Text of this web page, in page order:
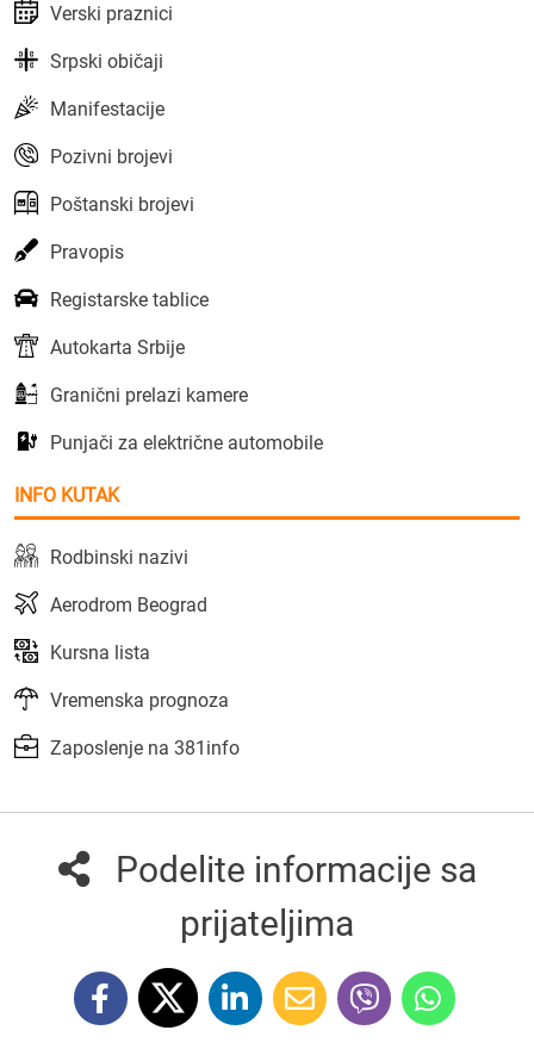
Verski praznici
Srpski običaji
Manifestacije
Pozivni brojevi
Poštanski brojevi
Pravopis
Registarske tablice
Autokarta Srbije
Granični prelazi kamere
Punjači za električne automobile
INFO KUTAK
Rodbinski nazivi
Aerodrom Beograd
Kursna lista
Vremenska prognoza
Zaposlenje na 381info
Podelite informacije sa
prijateljima